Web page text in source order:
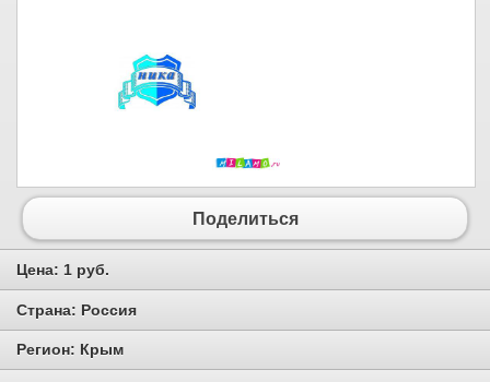
Поделиться
Цена: 1 руб.
Страна: Россия
Регион: Крым